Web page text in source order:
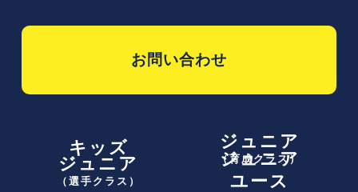
お問い合わせ
キッズ ジュニア
（育成クラス）
ジュニア
（選手クラス）
ジュニア
ユース